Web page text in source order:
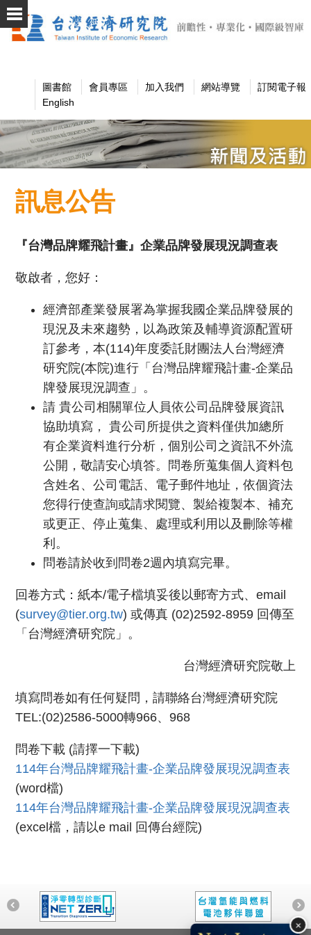
圖書館 會員專區 加入我們 網站導覽
訂閱電子報
English
×
訊息公告
『台灣品牌耀飛計畫』企業品牌發展現況調查表
敬啟者，您好：
經濟部產業發展署為掌握我國企業品牌發展的
現況及未來趨勢，以為政策及輔導資源配置研
訂參考，本(114)年度委託財團法人台灣經濟
研究院(本院)進行「台灣品牌耀飛計畫-企業品
牌發展現況調查」。
請 貴公司相關單位人員依公司品牌發展資訊
協助填寫， 貴公司所提供之資料僅供加總所
有企業資料進行分析，個別公司之資訊不外流
公開，敬請安心填答。問卷所蒐集個人資料包
含姓名、公司電話、電子郵件地址，依個資法
您得行使查詢或請求閱覽、製給複製本、補充
或更正、停止蒐集、處理或利用以及刪除等權
利。
問卷請於收到問卷2週內填寫完畢。
回卷方式：紙本/電子檔填妥後以郵寄方式、email
(survey@tier.org.tw) 或傳真 (02)2592-8959 回傳至
「台灣經濟研究院」。
台灣經濟研究院敬上
填寫問卷如有任何疑問，請聯絡台灣經濟研究院
TEL:(02)2586-5000轉966、968
問卷下載 (請擇一下載)
114年台灣品牌耀飛計畫-企業品牌發展現況調查表
(word檔)
114年台灣品牌耀飛計畫-企業品牌發展現況調查表
(excel檔，請以e mail 回傳台經院)